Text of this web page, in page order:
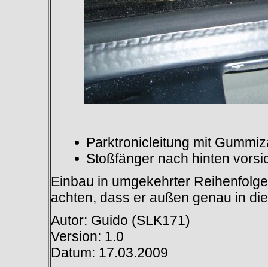
Parktronicleitung mit
Stoßfänger nach hinten
Einbau in umgekehrter
achten, dass er außen genau in
Autor: Guido (SLK171)
Version: 1.0
Datum: 17.03.2009